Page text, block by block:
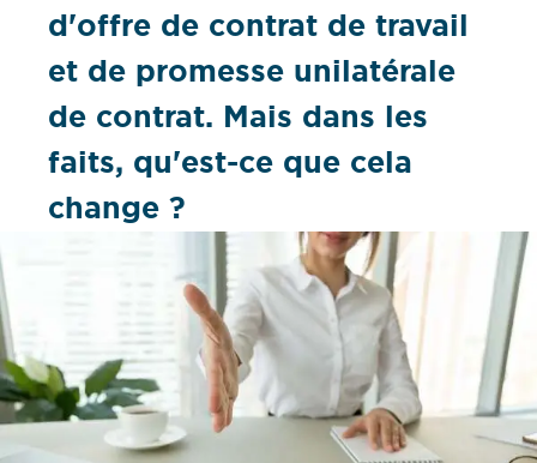
d'offre de contrat de travail
et de promesse unilatérale
de contrat. Mais dans les
faits, qu'est-ce que cela
change ?